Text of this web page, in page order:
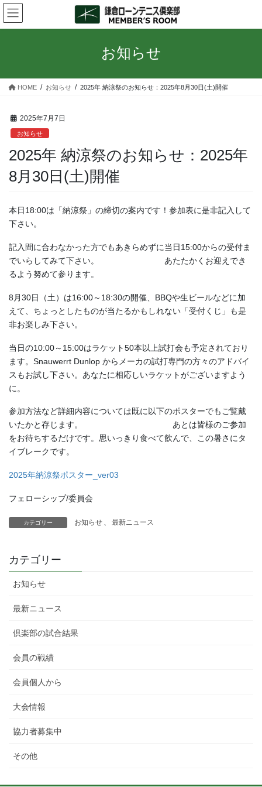
コ
ン
テ
ス
ナ
ビ
ゲ
ン
お知らせ
HOME お知らせ 2025年 納涼祭のお知らせ：2025年8月30日(土)開催
2025年7月7日
お知らせ
2025年 納涼祭のお知らせ：2025年
8月30日(土)開催
本日18:00は「納涼祭」の締切の案内です！参加表に是非記入して
下さい。
記入間に合わなかった方でもあきらめずに当日15:00からの受付ま
でいらしてみて下さい。 あたたかくお迎えでき
るよう努めて参ります。
8月30日（土）は16:00～18:30の開催、BBQや生ビールなどに加
えて、ちょっとしたものが当たるかもしれない「受付くじ」も是
非お楽しみ下さい。
当日の10:00～15:00はラケット50本以上試打会も予定されており
ます。Snauwerrt Dunlop からメーカの試打専門の方々のアドバイ
スもお試し下さい。あなたに相応しいラケットがございますよう
に。
参加方法など詳細内容については既に以下のポスターでもご覧戴
いたかと存じます。 あとは皆様のご参加
をお待ちするだけです。思いっきり食べて飲んで、この暑さにタ
イブレークです。
2025年納涼祭ポスター_ver03
フェローシップ/委員会
カテゴリー お知らせ 、 最新ニュース
カテゴリー
お知らせ
最新ニュース
倶楽部の試合結果
会員の戦績
会員個人から
大会情報
協力者募集中
その他